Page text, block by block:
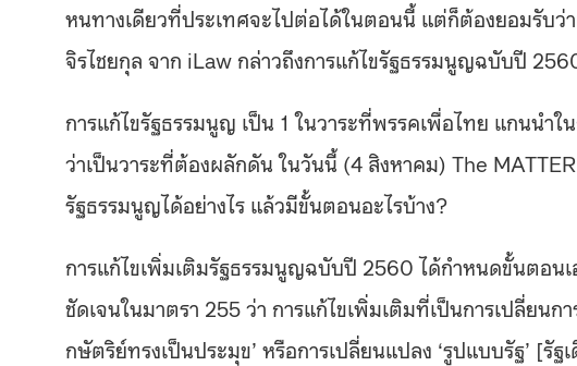
หนทางเดียวที่ประเทศจะไปต่อได้ในตอนนี้ แต่ก็ต้องยอมรับว่
จิรไชยกุล จาก iLaw กล่าวถึงการแก้ไขรัฐธรรมนูญฉบับปี
การแก้ไขรัฐธรรมนูญ เป็น 1 ในวาระที่พรรคเพื่อไทย แกนนำ
ว่าเป็นวาระที่ต้องผลักดัน ในวันนี้ (4 สิงหาคม) The
รัฐธรรมนูญได้อย่างไร แล้วมีขั้นตอนอะไรบ้าง?
การแก้ไขเพิ่มเติมรัฐธรรมนูญฉบับปี 2560 ได้กำหนดขั้นตอน
ชัดเจนในมาตรา 255 ว่า การแก้ไขเพิ่มเติมที่เป็นการเปลี่ยน
กษัตริย์ทรงเป็นประมุข’ หรือการเปลี่ยนแปลง ‘รูปแบบรัฐ’ [รัฐ